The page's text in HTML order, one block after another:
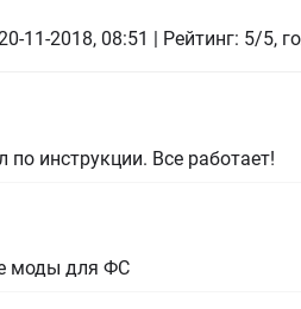
11-2018, 08:51 | Рейтинг: 5/5,
инструкции. Все работает!
моды для ФС